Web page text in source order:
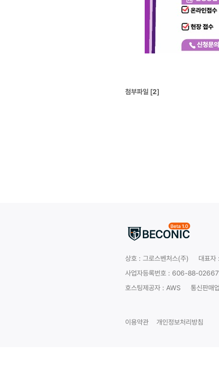
첨부파일 [2]
상호 : 그로스벤처스(주)
대표자
사업자등록번호 : 606-88-02667
호스팅제공자 : AWS
통신판매
이용약관 개인정보처리방침